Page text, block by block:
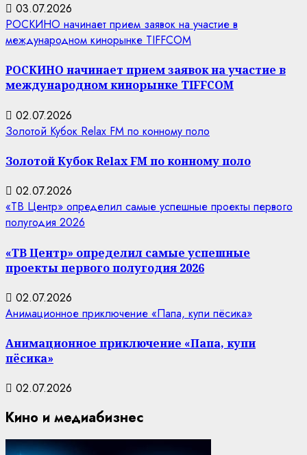
03.07.2026
РОСКИНО начинает прием заявок на участие в
международном кинорынке TIFFCOM
РОСКИНО начинает прием заявок на участие в
международном кинорынке TIFFCOM
02.07.2026
Золотой Кубок Relax FM по конному поло
Золотой Кубок Relax FM по конному поло
02.07.2026
«ТВ Центр» определил самые успешные проекты первого
полугодия 2026
«ТВ Центр» определил самые успешные
проекты первого полугодия 2026
02.07.2026
Анимационное приключение «Папа, купи пёсика»
Анимационное приключение «Папа, купи
пёсика»
02.07.2026
Кино и медиабизнес